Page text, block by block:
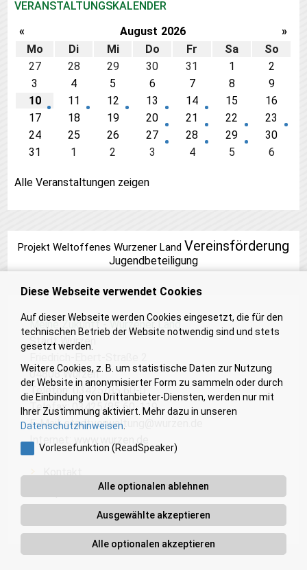
VERANSTALTUNGSKALENDER
«
August 2026
»
Mo
Di Mi Do Fr Sa
So
27
28 29 30 31 1
2
3
4 5 6 7 8
9
10
11 12 13 14 15
16
17
18 19 20 21 22
23
24
25 26 27 28 29
30
31
1 2 3 4 5 6
Alle Veranstaltungen zeigen
Projekt Weltoffenes Wurzener Land Vereinsförderung
Jugendbeteiligung
Meine Zukunft - Wurzener Land
Stadt Wurzen
04808 Wurzen
Telefon: 03425/85 60-0
Telefax: 03425/85 60-119
E-Mail:stadtverwaltung@wurzen.de
Internet:
www.wurzen.de
Kontakt
Barrierefreiheit
Diese Webseite verwendet Cookies
Auf dieser Webseite werden Cookies eingesetzt, die für den
technischen Betrieb der Website notwendig sind und stets
gesetzt werden.
Weitere Cookies, z. B. um statistische Daten zur Nutzung
der Website in anonymisierter Form zu sammeln oder durch
die Einbindung von Drittanbieter-Diensten, werden nur mit
Ihrer Zustimmung aktiviert. Mehr dazu in unseren
Datenschutzhinweisen.
Vorlesefunktion (ReadSpeaker)
Alle optionalen ablehnen
Ausgewählte akzeptieren
Alle optionalen akzeptieren